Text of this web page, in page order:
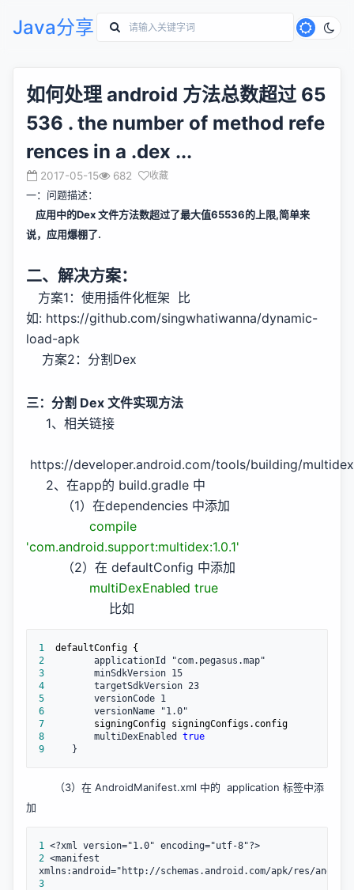
Java分享
如何处理 android 方法总数超过 65
536 . the number of method refe
rences in a .dex ...
2017-05-15 682 收藏
一：问题描述：
应用中的Dex 文件方法数超过了最大值65536的上限,简单来
说，应用爆棚了.
二、解决方案：
方案1：使用插件化框架 比
如: https://github.com/singwhatiwanna/dynamic-
load-apk
方案2：分割Dex
三：分割 Dex 文件实现方法
1、相关链接
https://developer.android.com/tools/building/
2、在app的 build.gradle 中
（1）在dependencies 中添加
compile
'com.android.support:multidex:1.0.1'
（2）在 defaultConfig 中添加
multiDexEnabled true
比如
1
2
3
4
5
6
7
8
         multiDexEnabled
true
9
     }
（3）在 AndroidManifest.xml 中的 application 标签中添
加
1
2 <manifest
3